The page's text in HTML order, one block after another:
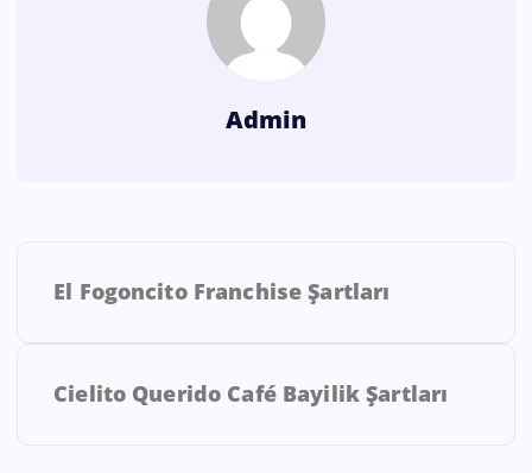
Admin
El Fogoncito Franchise Şartları
Cielito Querido Café Bayilik Şartları